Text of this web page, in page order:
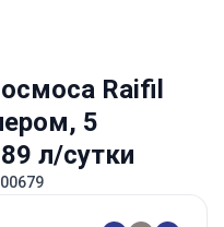
Raifil
5
л/сутки